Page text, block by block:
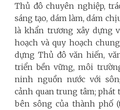
Thủ đô chuyên nghiệp,
sáng tạo, dám làm, dám
là khẩn trương xây dựng
hoạch và quy hoạch
dựng Thủ đô văn hiến,
triển bền vững, môi
ninh nguồn nước với
cảnh quan trung tâm; phát
bên sông của thành phố